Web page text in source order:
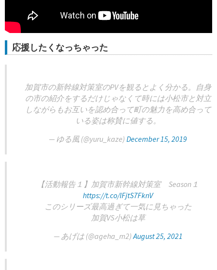
応援したくなっちゃった
加賀市の新幹線対策室のPVを観るとよく分かる。自身
の市の紹介をするだけじゃなくて時には小松市と対立
しながらもお互いを認め合って町の魅力を高め合って
いる姿は称賛に値する。
— ゆる風 (@yuru_kaze) December 15, 2019
【活動報告１】加賀市新幹線対策室 Season１
https://t.co/lFjtS7FknV
このシリーズ最高過ぎて一気に見ちゃった
加賀VS小松は草
— あげは (@ageha_m2)August 25, 2021